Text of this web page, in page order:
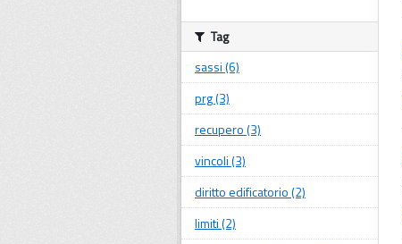
Tag
sassi (6)
prg (3)
recupero (3)
vincoli (3)
diritto edificatorio (2)
limiti (2)